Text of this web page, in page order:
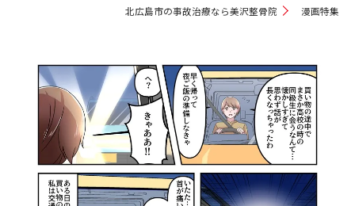
北広島市の事故治療なら美沢整骨院 漫画特集